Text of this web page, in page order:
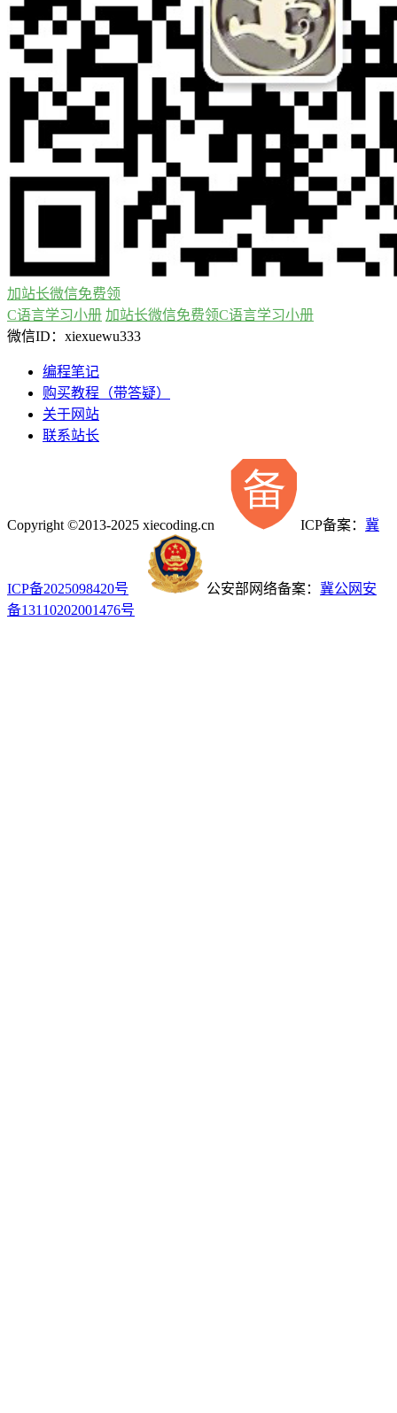
加站长微信免费领
C语言学习小册 加站长微信免费领C语言学习小册
微信ID：xiexuewu333
编程笔记
购买教程（带答疑）
关于网站
联系站长
Copyright ©2013-2025 xiecoding.cn ICP备案： 冀
ICP备2025098420号 公安部网络备案： 冀公网安
备13110202001476号